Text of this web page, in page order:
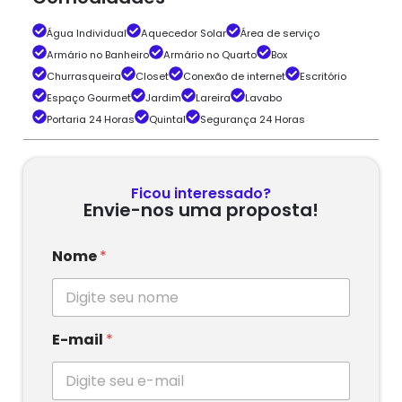
Água Individual Aquecedor Solar
Área de serviço
Armário no Banheiro
Armário no Quarto
Box
Churrasqueira
Closet Conexão de internet
Escritório
Espaço Gourmet
Jardim Lareira
Lavabo
Portaria 24 Horas
Quintal Segurança 24 Horas
Ficou interessado?
Envie-nos uma proposta!
Nome*
E-mail *